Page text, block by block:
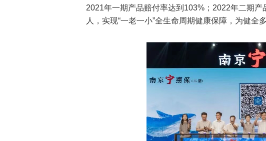
2021年一期产品赔付率达到103%；2022年二期
人，实现“一老一小”全生命周期健康保障，为健全